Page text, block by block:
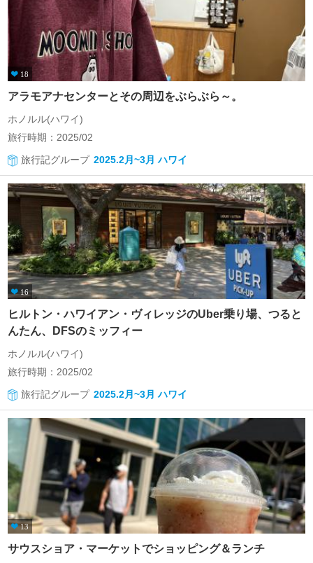
18
アラモアナセンターとその周辺をぶらぶら～。
ホノルル(ハワイ)
旅行時期：2025/02
旅行記グループ 2025.2月~3月 ハワイ
16
ヒルトン・ハワイアン・ヴィレッジのUber乗り場、つると
んたん、DFSのミッフィー
ホノルル(ハワイ)
旅行時期：2025/02
旅行記グループ 2025.2月~3月 ハワイ
13
サウスショア・マーケットでショッピング＆ランチ